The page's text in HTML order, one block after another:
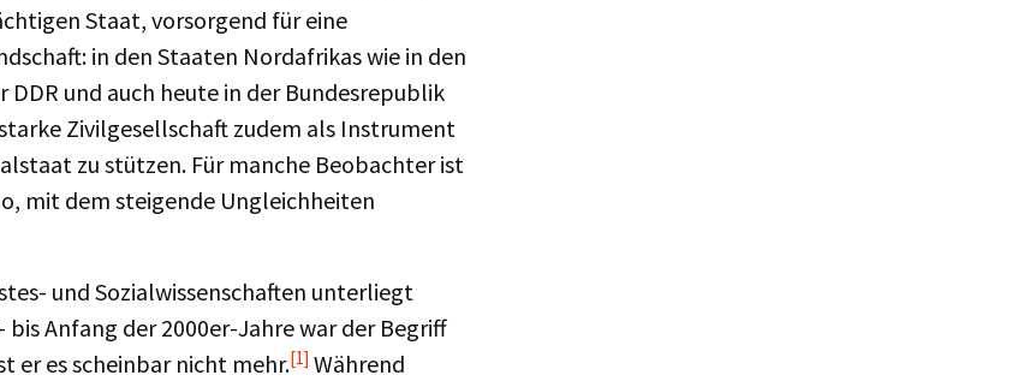
Staat, vorsorgend für eine
in den Staaten Nordafrikas wie in den
und auch heute in der Bundesrepublik
Zivilgesellschaft zudem als Instrument
zu stützen. Für manche Beobachter ist
mit dem steigende Ungleichheiten
und Sozialwissenschaften unterliegt
Anfang der 2000er-Jahre war der Begriff
er es scheinbar nicht mehr.[1] Während